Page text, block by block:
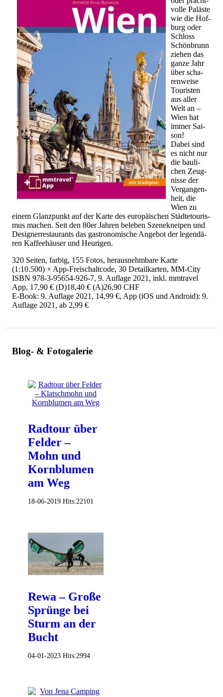
vol­le Pa­läs­te
wie die Hof­
burg oder
Schloss
Schön­brunn
zie­hen das
ganze Jahr
über scha­
ren­wei­se
Tou­ris­ten
aus aller
Welt an –
Wien hat
immer Sai­
son!
Dabei sind
es nicht nur
die bau­li­
chen Zeug­
nis­se der
Ver­gan­gen­
heit, die
Wien zu
einem Glanz­punkt auf der Karte des eu­ro­päi­schen Städ­te­tou­ris­
mus ma­chen. Seit den 80er Jah­ren be­le­ben Sze­ne­knei­pen und
De­si­gner­re­stau­rants das gas­tro­no­mi­sche An­ge­bot der le­gen­dä­
ren Kaf­fee­häu­ser und Heu­ri­gen.
320 Seiten, farbig, 155 Fotos, herausnehmbare Karte
(1:10.500) + App-Freischaltcode, 30 Detailkarten, MM-City
ISBN 978-3-95654-926-7, 9. Auflage 2021, inkl. mmtravel
App, 17,90 € (D)18,40 € (A)26,90 CHF
E-Book: 9. Auflage 2021, 14,99 €, App (iOS und Android): 9.
Auflage 2021, ab 2,99 €
Blog- & Fotogalerie
Radtour über
Felder –
Mohn und
Kornblumen
am Weg
18-06-2019 Hits:22101
Rewa – Große
Sprünge bei
Sturm an der
Bucht
04-01-2023 Hits:2994